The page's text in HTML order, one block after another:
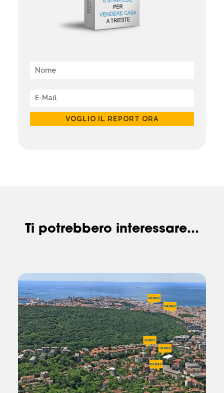
VOGLIO IL REPORT ORA
Ti potrebbero interessare...